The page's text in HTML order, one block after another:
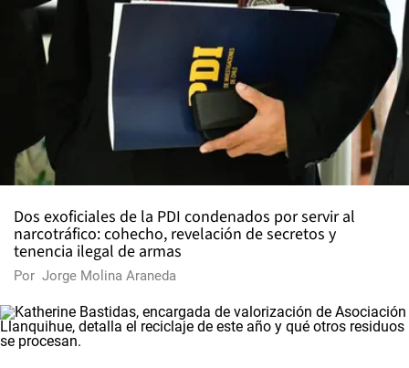
Dos exoficiales de la PDI condenados por servir al
narcotráfico: cohecho, revelación de secretos y
tenencia ilegal de armas
Por Jorge Molina Araneda